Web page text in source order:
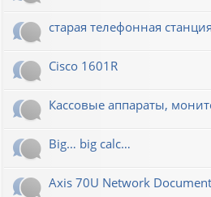
старая телефонная
Cisco 1601R
Кассовые аппараты,
Big… big calc…
Axis 70U Network